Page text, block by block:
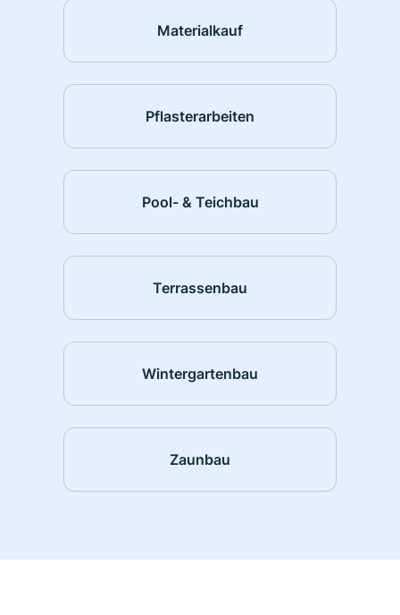
Materialkauf
Pflasterarbeiten
Pool- & Teichbau
Terrassenbau
Wintergartenbau
Zaunbau